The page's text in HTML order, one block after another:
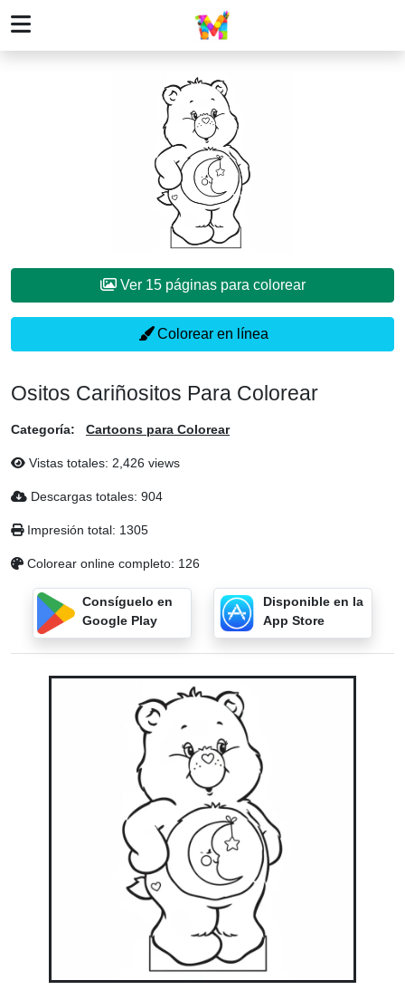
Ver 15 páginas para colorear
Colorear en línea
Ositos Cariñositos Para Colorear
Categoría: Cartoons para Colorear
Vistas totales: 2,426 views
Descargas totales: 904
Impresión total: 1305
Colorear online completo: 126
Consíguelo en
Google Play
Disponible en la
App Store